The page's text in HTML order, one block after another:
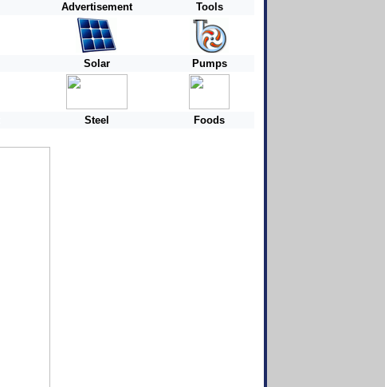
Advertisement Tools
Solar Pumps
Steel Foods